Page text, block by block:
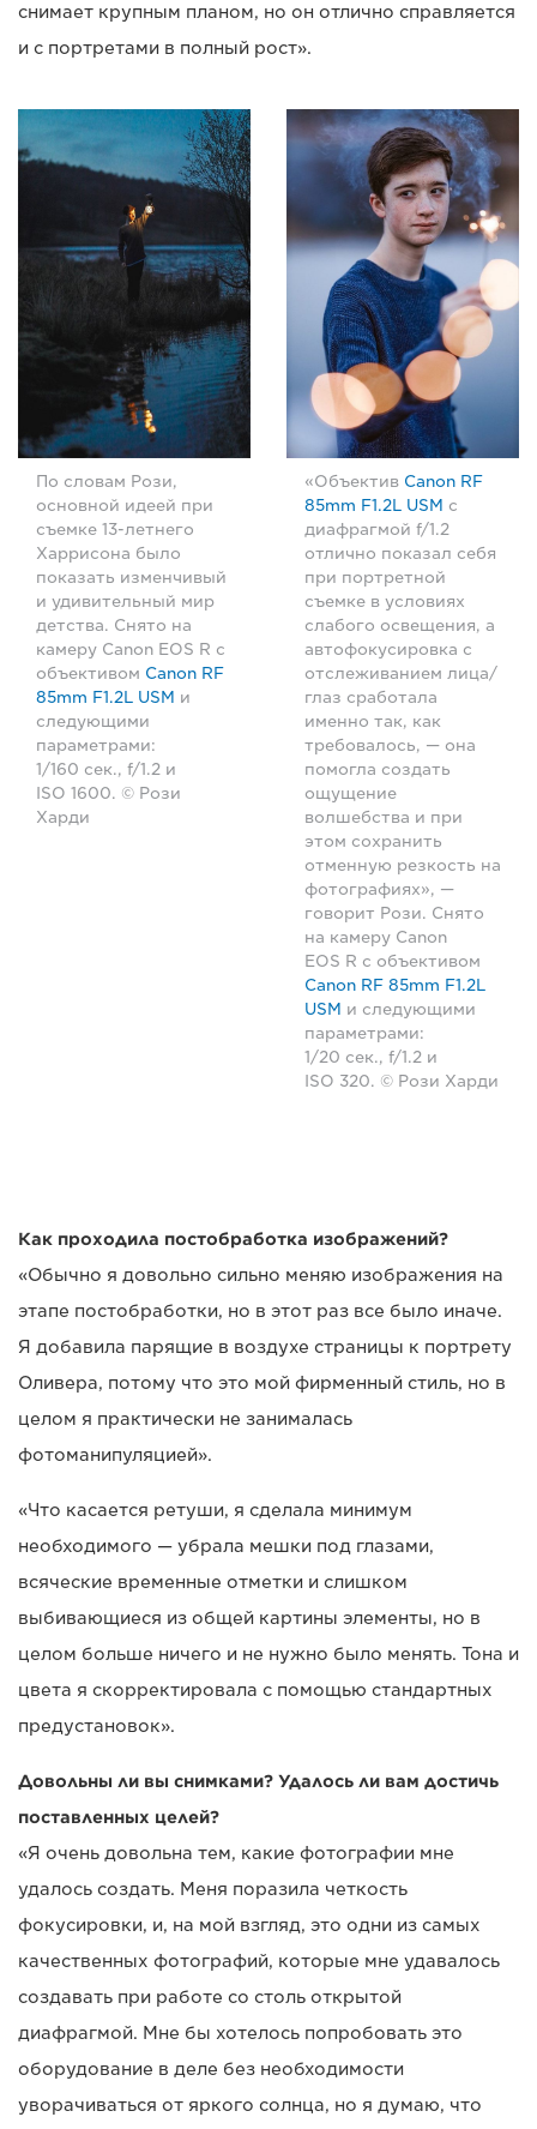
снимает крупным планом, но он отлично справляется
и с портретами в полный рост».
По словам Рози,
основной идеей при
съемке 13-летнего
Харрисона было
показать изменчивый
и удивительный мир
детства. Снято на
камеру Canon EOS R с
объективом Canon RF
85mm F1.2L USM и
следующими
параметрами:
1/160 сек., f/1.2 и
ISO 1600. © Рози
Харди
«Объектив Canon RF
85mm F1.2L USM с
диафрагмой f/1.2
отлично показал себя
при портретной
съемке в условиях
слабого освещения, а
автофокусировка с
отслеживанием лица/
глаз сработала
именно так, как
требовалось, — она
помогла создать
ощущение
волшебства и при
этом сохранить
отменную резкость на
фотографиях», —
говорит Рози. Снято
на камеру Canon
EOS R с объективом
Canon RF 85mm F1.2L
USM и следующими
параметрами:
1/20 сек., f/1.2 и
ISO 320. © Рози Харди
Как проходила постобработка изображений?
«Обычно я довольно сильно меняю изображения на
этапе постобработки, но в этот раз все было иначе.
Я добавила парящие в воздухе страницы к портрету
Оливера, потому что это мой фирменный стиль, но в
целом я практически не занималась
фотоманипуляцией».
«Что касается ретуши, я сделала минимум
необходимого — убрала мешки под глазами,
всяческие временные отметки и слишком
выбивающиеся из общей картины элементы, но в
целом больше ничего и не нужно было менять. Тона и
цвета я скорректировала с помощью стандартных
предустановок».
Довольны ли вы снимками? Удалось ли вам достичь
поставленных целей?
«Я очень довольна тем, какие фотографии мне
удалось создать. Меня поразила четкость
фокусировки, и, на мой взгляд, это одни из самых
качественных фотографий, которые мне удавалось
создавать при работе со столь открытой
диафрагмой. Мне бы хотелось попробовать это
оборудование в деле без необходимости
уворачиваться от яркого солнца, но я думаю, что